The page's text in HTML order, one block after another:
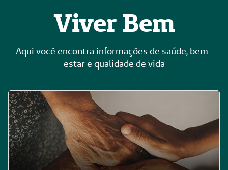
Viver Bem
Aqui você encontra informações de saúde, bem-
estar e qualidade de vida